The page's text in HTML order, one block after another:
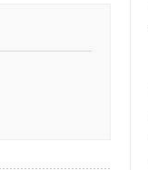
ΔΟΜΟΚΟΥ–